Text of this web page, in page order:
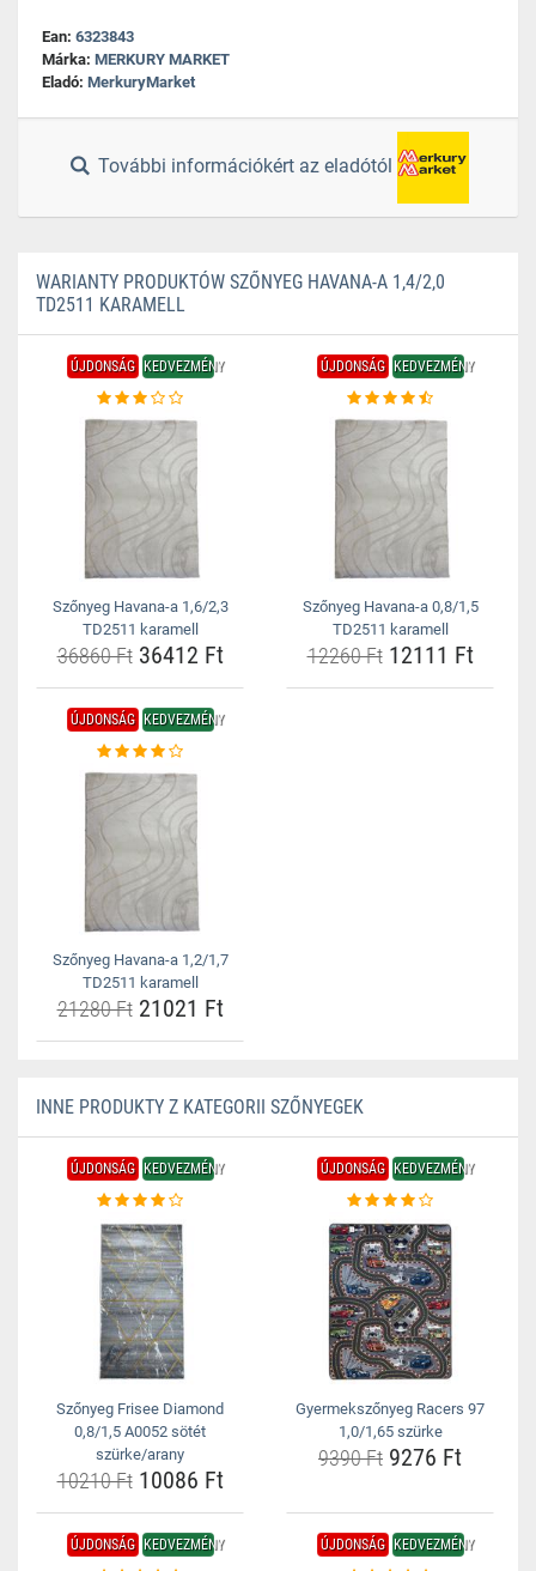
Ean: 6323843
Márka: MERKURY MARKET
Eladó: MerkuryMarket
További információkért az eladótól
WARIANTY PRODUKTÓW SZŐNYEG HAVANA-A 1,4/2,0
TD2511 KARAMELL
ÚJDONSÁG KEDVEZMÉNY
Szőnyeg Havana-a 1,6/2,3
TD2511 karamell
36860 Ft36412 Ft
ÚJDONSÁG KEDVEZMÉNY
Szőnyeg Havana-a 0,8/1,5
TD2511 karamell
12260 Ft12111 Ft
ÚJDONSÁG KEDVEZMÉNY
Szőnyeg Havana-a 1,2/1,7
TD2511 karamell
21280 Ft21021 Ft
INNE PRODUKTY Z KATEGORII SZŐNYEGEK
ÚJDONSÁG KEDVEZMÉNY
Szőnyeg Frisee Diamond
0,8/1,5 A0052 sötét
szürke/arany
10210 Ft10086 Ft
ÚJDONSÁG KEDVEZMÉNY
Gyermekszőnyeg Racers 97
1,0/1,65 szürke
9390 Ft 9276 Ft
ÚJDONSÁG KEDVEZMÉNY ÚJDONSÁG KEDVEZMÉNY